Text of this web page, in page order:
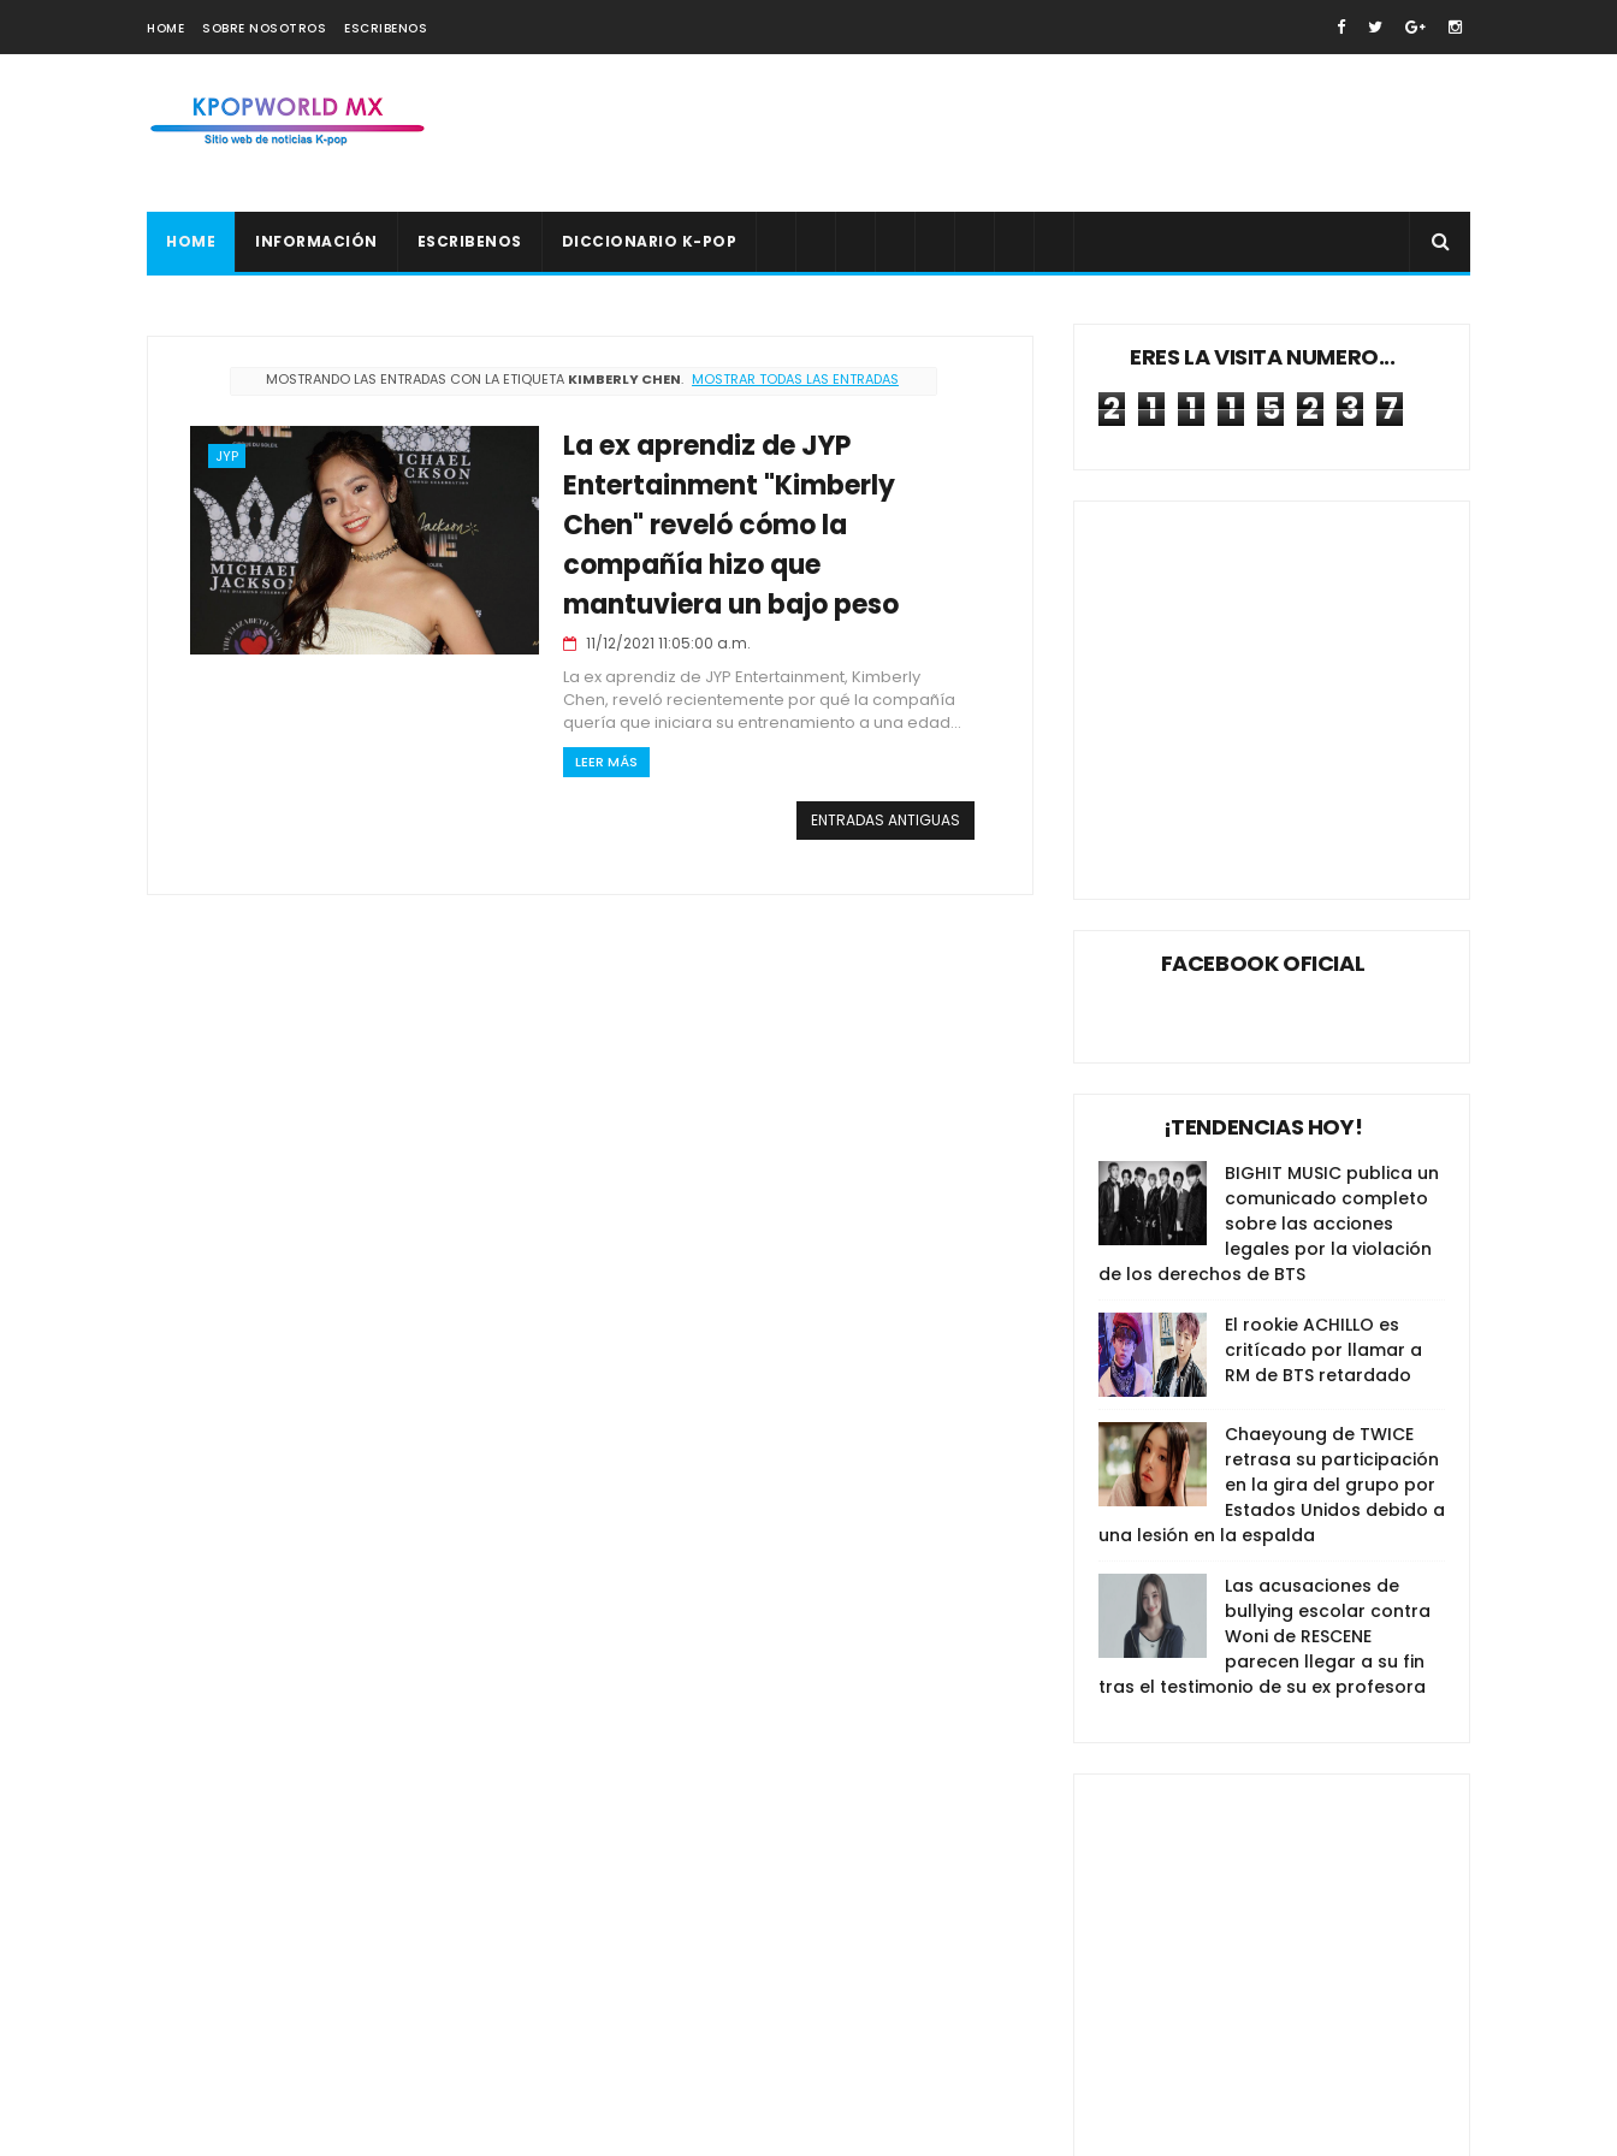
HOME SOBRE NOSOTROS ESCRIBENOS
HOME INFORMACIÓN ESCRIBENOS DICCIONARIO K-POP
MOSTRANDO LAS ENTRADAS CON LA ETIQUETA KIMBERLY CHEN. MOSTRAR TODAS LAS ENTRADAS
JYP
La ex aprendiz de JYP
Entertainment "Kimberly
Chen" reveló cómo la
compañía hizo que
mantuviera un bajo peso
11/12/2021 11:05:00 a.m.
La ex aprendiz de JYP Entertainment, Kimberly
Chen, reveló recientemente por qué la compañía
quería que iniciara su entrenamiento a una edad...
LEER MÁS
ENTRADAS ANTIGUAS
ERES LA VISITA NUMERO...
2 1 1 1 5 2 3 7
FACEBOOK OFICIAL
¡TENDENCIAS HOY!
BIGHIT MUSIC publica un
comunicado completo
sobre las acciones
legales por la violación
de los derechos de BTS
El rookie ACHILLO es
critícado por llamar a
RM de BTS retardado
Chaeyoung de TWICE
retrasa su participación
en la gira del grupo por
Estados Unidos debido a
una lesión en la espalda
Las acusaciones de
bullying escolar contra
Woni de RESCENE
parecen llegar a su fin
tras el testimonio de su ex profesora